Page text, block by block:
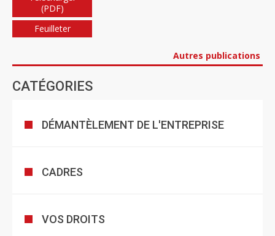
(PDF)
Feuilleter
Autres publications
CATÉGORIES
DÉMANTÈLEMENT DE L'ENTREPRISE
CADRES
VOS DROITS